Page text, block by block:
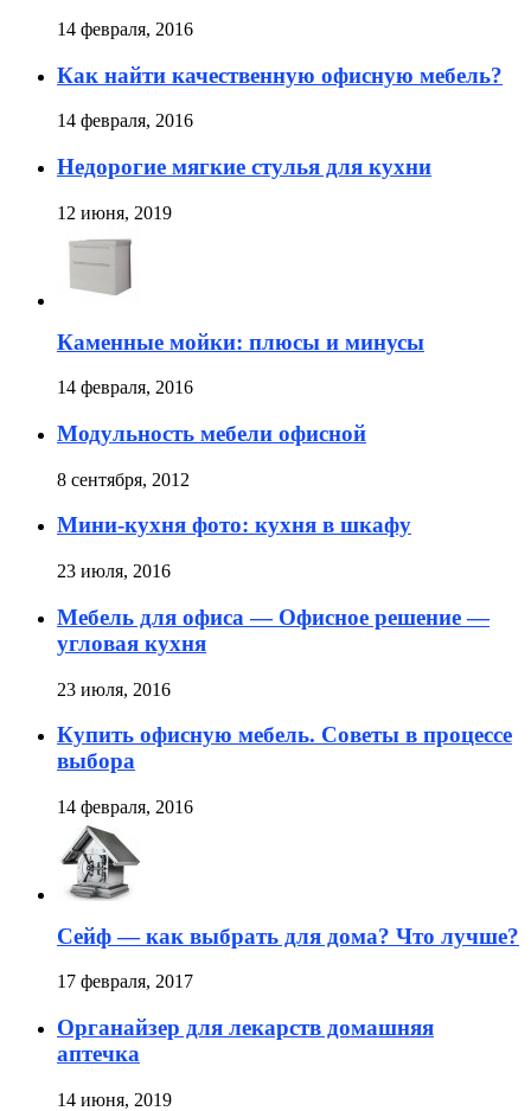
14 февраля, 2016
Как найти качественную офисную мебель?
14 февраля, 2016
Недорогие мягкие стулья для кухни
12 июня, 2019
Каменные мойки: плюсы и минусы
14 февраля, 2016
Модульность мебели офисной
8 сентября, 2012
Мини-кухня фото: кухня в шкафу
23 июля, 2016
Мебель для офиса — Офисное решение —
угловая кухня
23 июля, 2016
Купить офисную мебель. Советы в процессе
выбора
14 февраля, 2016
Сейф — как выбрать для дома? Что лучше?
17 февраля, 2017
Органайзер для лекарств домашняя
аптечка
14 июня, 2019